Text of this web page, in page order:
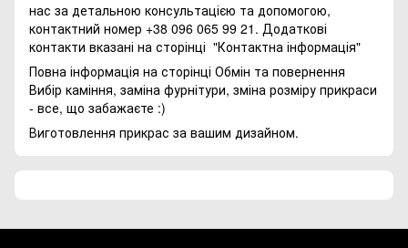
нас за детальною консультацією та допомогою,
контактний номер +38 096 065 99 21. Додаткові
контакти вказані на сторінці "Контактна інформація"
Повна інформація на сторінці Обмін та повернення
Вибір каміння, заміна фурнітури, зміна розміру прикраси
- все, що забажаєте :)
Виготовлення прикрас за вашим дизайном.